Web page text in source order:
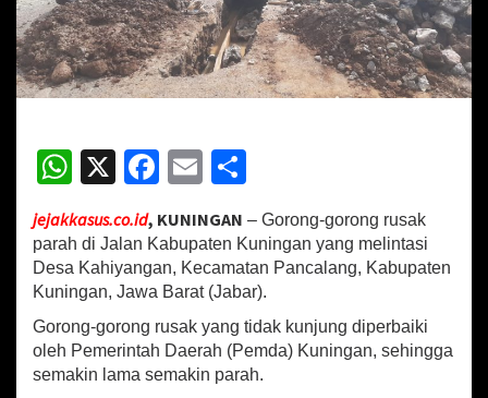
a
K
a
h
i
n
g
n
S
e
c
a
S
W
h
at
sA
p
p
X
Fa
b
o
o
k
E
ai
l
h
ar
e
jejakkasus.co.id, KUNINGAN – Gorong-gorong rusak
parah di Jalan Kabupaten Kuningan yang melintasi
Desa Kahiyangan, Kecamatan Pancalang, Kabupaten
Kuningan, Jawa Barat (Jabar).
Gorong-gorong rusak yang tidak kunjung diperbaiki
oleh Pemerintah Daerah (Pemda) Kuningan, sehingga
semakin lama semakin parah.